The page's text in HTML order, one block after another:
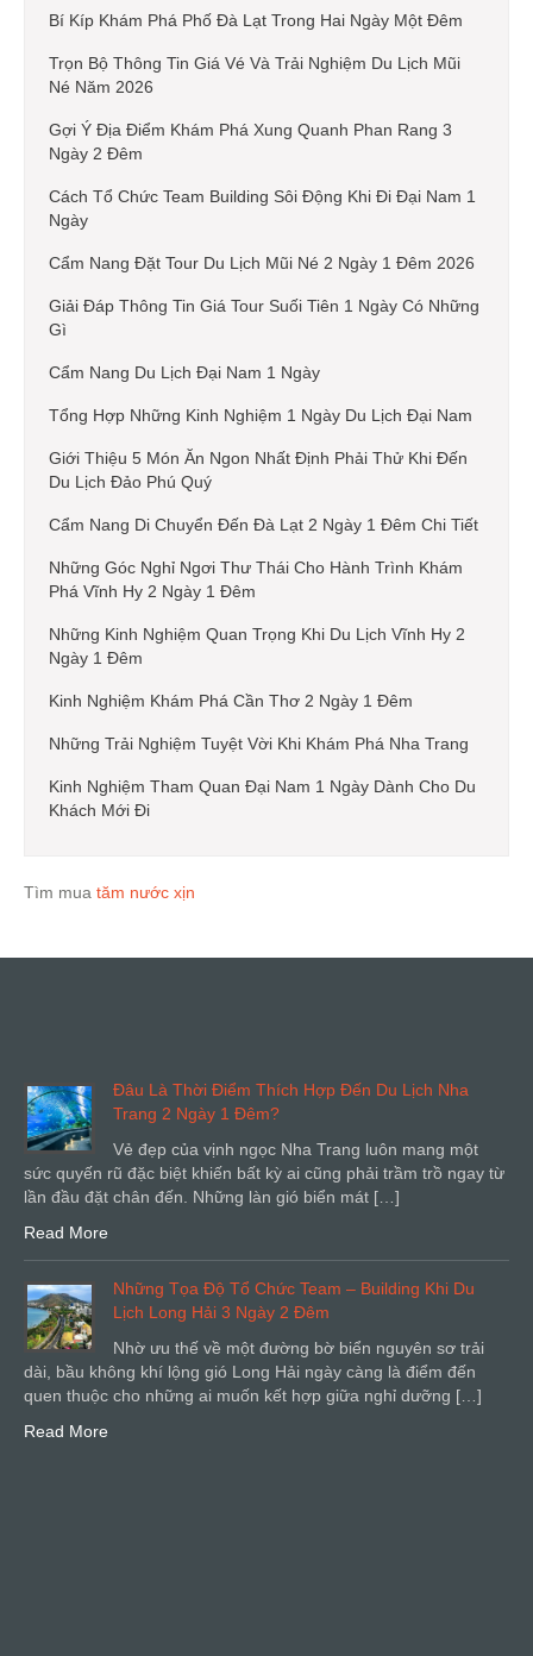
Bí Kíp Khám Phá Phố Đà Lạt Trong Hai Ngày Một Đêm
Trọn Bộ Thông Tin Giá Vé Và Trải Nghiệm Du Lịch Mũi
Né Năm 2026
Gợi Ý Địa Điểm Khám Phá Xung Quanh Phan Rang 3
Ngày 2 Đêm
Cách Tổ Chức Team Building Sôi Động Khi Đi Đại Nam 1
Ngày
Cẩm Nang Đặt Tour Du Lịch Mũi Né 2 Ngày 1 Đêm 2026
Giải Đáp Thông Tin Giá Tour Suối Tiên 1 Ngày Có Những
Gì
Cẩm Nang Du Lịch Đại Nam 1 Ngày
Tổng Hợp Những Kinh Nghiệm 1 Ngày Du Lịch Đại Nam
Giới Thiệu 5 Món Ăn Ngon Nhất Định Phải Thử Khi Đến
Du Lịch Đảo Phú Quý
Cẩm Nang Di Chuyển Đến Đà Lạt 2 Ngày 1 Đêm Chi Tiết
Những Góc Nghỉ Ngơi Thư Thái Cho Hành Trình Khám
Phá Vĩnh Hy 2 Ngày 1 Đêm
Những Kinh Nghiệm Quan Trọng Khi Du Lịch Vĩnh Hy 2
Ngày 1 Đêm
Kinh Nghiệm Khám Phá Cần Thơ 2 Ngày 1 Đêm
Những Trải Nghiệm Tuyệt Vời Khi Khám Phá Nha Trang
Kinh Nghiệm Tham Quan Đại Nam 1 Ngày Dành Cho Du
Khách Mới Đi
Tìm mua tăm nước xịn
Đâu Là Thời Điểm Thích Hợp Đến Du Lịch Nha
Trang 2 Ngày 1 Đêm?
Vẻ đẹp của vịnh ngọc Nha Trang luôn mang một
sức quyến rũ đặc biệt khiến bất kỳ ai cũng phải trầm trồ ngay từ
lần đầu đặt chân đến. Những làn gió biển mát […]
Read More
Những Tọa Độ Tổ Chức Team – Building Khi Du
Lịch Long Hải 3 Ngày 2 Đêm
Nhờ ưu thế về một đường bờ biển nguyên sơ trải
dài, bầu không khí lộng gió Long Hải ngày càng là điểm đến
quen thuộc cho những ai muốn kết hợp giữa nghỉ dưỡng […]
Read More